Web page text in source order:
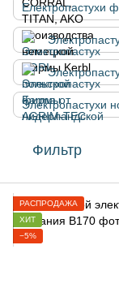
Електропастухи
Электропастухи
Фильтр
РАСПРОДАЖА
ХИТ
−5%